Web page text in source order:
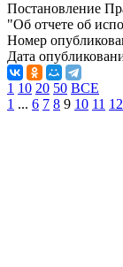
Постановление
"Об отчете об
Номер
Дата
1 10 20 50 ВСЕ
1 ... 6 7 8 9 10 11 12